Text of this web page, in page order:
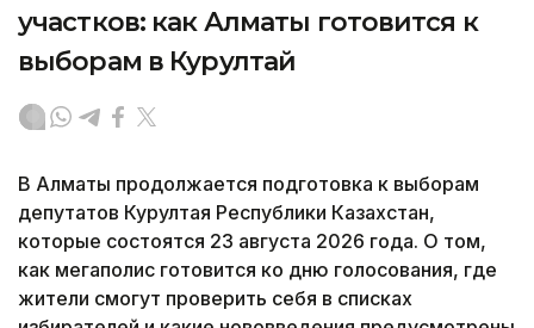
участков: как Алматы готовится к
выборам в Курултай
В Алматы продолжается подготовка к выборам
депутатов Курултая Республики Казахстан,
которые состоятся 23 августа 2026 года. О том,
как мегаполис готовится ко дню голосования, где
жители смогут проверить себя в списках